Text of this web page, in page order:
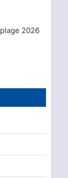
2026